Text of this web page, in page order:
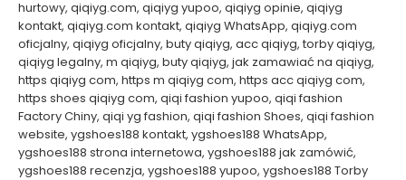
hurtowy, qiqiyg.com, qiqiyg yupoo, qiqiyg opinie, qiqiyg
kontakt, qiqiyg.com kontakt, qiqiyg WhatsApp, qiqiyg.com
oficjalny, qiqiyg oficjalny, buty qiqiyg, acc qiqiyg, torby qiqiyg,
qiqiyg legalny, m qiqiyg, buty qiqiyg, jak zamawiać na qiqiyg,
https qiqiyg com, https m qiqiyg com, https acc qiqiyg com,
https shoes qiqiyg com, qiqi fashion yupoo, qiqi fashion
Factory Chiny, qiqi yg fashion, qiqi fashion Shoes, qiqi fashion
website, ygshoes188 kontakt, ygshoes188 WhatsApp,
ygshoes188 strona internetowa, ygshoes188 jak zamówić,
ygshoes188 recenzja, ygshoes188 yupoo, ygshoes188 Torby